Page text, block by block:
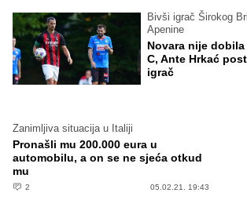
Bivši igrač Širokog
Apenine
Novara nije
C, Ante Hrkać
igrač
Zanimljiva situacija u Italiji
Pronašli mu 200.000 eura u
automobilu, a on se ne sjeća otkud
mu
2 05.02.21. 19:43